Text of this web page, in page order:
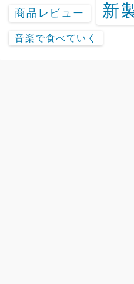
商品レビュー 新
音楽で食べていく